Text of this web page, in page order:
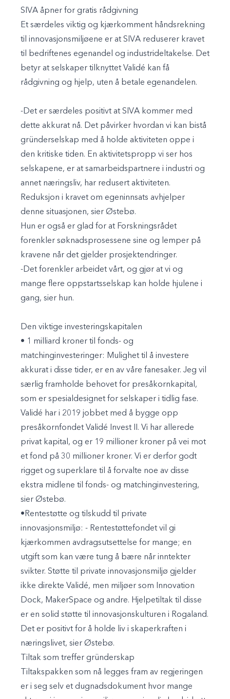
SIVA åpner for gratis rådgivning
Et særdeles viktig og kjærkomment håndsrekning
til innovasjonsmiljøene er at SIVA reduserer kravet
til bedriftenes egenandel og industrideltakelse. Det
betyr at selskaper tilknyttet Validé kan få
rådgivning og hjelp, uten å betale egenandelen.
-Det er særdeles positivt at SIVA kommer med
dette akkurat nå. Det påvirker hvordan vi kan bistå
gründerselskap med å holde aktiviteten oppe i
den kritiske tiden. En aktivitetspropp vi ser hos
selskapene, er at samarbeidspartnere i industri og
annet næringsliv, har redusert aktiviteten.
Reduksjon i kravet om egeninnsats avhjelper
denne situasjonen, sier Østebø.
Hun er også er glad for at Forskningsrådet
forenkler søknadsprosessene sine og lemper på
kravene når det gjelder prosjektendringer.
-Det forenkler arbeidet vårt, og gjør at vi og
mange flere oppstartsselskap kan holde hjulene i
gang, sier hun.
Den viktige investeringskapitalen
• 1 milliard kroner til fonds- og
matchinginvesteringer: Mulighet til å investere
akkurat i disse tider, er en av våre fanesaker. Jeg vil
særlig framholde behovet for presåkornkapital,
som er spesialdesignet for selskaper i tidlig fase.
Validé har i 2019 jobbet med å bygge opp
presåkornfondet Validé Invest II. Vi har allerede
privat kapital, og er 19 millioner kroner på vei mot
et fond på 30 millioner kroner. Vi er derfor godt
rigget og superklare til å forvalte noe av disse
ekstra midlene til fonds- og matchinginvestering,
sier Østebø.
•Rentestøtte og tilskudd til private
innovasjonsmiljø: - Rentestøttefondet vil gi
kjærkommen avdragsutsettelse for mange; en
utgift som kan være tung å bære når inntekter
svikter. Støtte til private innovasjonsmiljø gjelder
ikke direkte Validé, men miljøer som Innovation
Dock, MakerSpace og andre. Hjelpetiltak til disse
er en solid støtte til innovasjonskulturen i Rogaland.
Det er positivt for å holde liv i skaperkraften i
næringslivet, sier Østebø.
Tiltak som treffer gründerskap
Tiltakspakken som nå legges fram av regjeringen
er i seg selv et dugnadsdokument hvor mange